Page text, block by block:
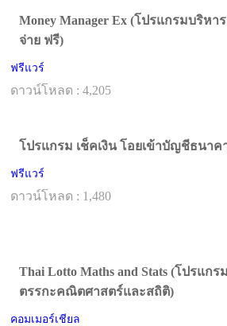
Money Manager Ex (โปรแกรมบริหา
จ่าย ฟรี)
ฟรีแวร์
ดาวน์โหลด : 4,205
โปรแกรม เช็คเงิน โอยเข้าบัญชีธนาค
ฟรีแวร์
ดาวน์โหลด : 1,480
Thai Lotto Maths and Stats (โปรแก
ตรรกะคณิตศาสตร์และสถิติ)
คอมเมอร์เชียล